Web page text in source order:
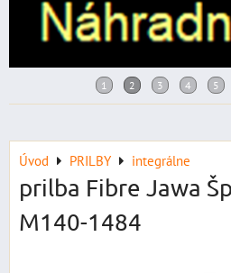
Úvod PRILBY integrálne
prilba Fibre Jawa
M140-1484